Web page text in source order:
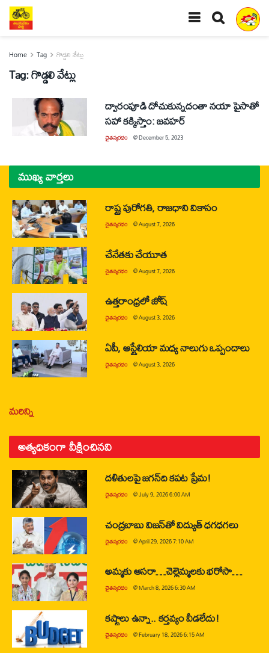
Home Tag గొడ్డలి వేట్లు
Tag:గొడ్డలి వేట్లు
ద్వారంపూడి దోచుకున్నదంతా నయా పైసాతో
సహా కక్కిస్తాం: జవహర్‌
చైతన్యరధం @December 5, 2023
ముఖ్య వార్తలు
రాష్ట్ర పురోగతి, రాజధాని వికాసం
చైతన్యరధం @August 7, 2026
చేనేతకు చేయూత
చైతన్యరధం @August 7, 2026
ఉత్తరాంధ్రలో జోష్
చైతన్యరధం @August 3, 2026
ఏపీ, ఆస్ట్రేలియా మధ్య నాలుగు ఒప్పందాలు
చైతన్యరధం @August 3, 2026
మరిన్ని
అత్యధికంగా వీక్షించినవి
దళితులపై జగన్‌ది కపట ప్రేమ!
చైతన్యరధం @July 9, 2026 6:00 AM
చంద్రబాబు విజన్‌తో విద్యుత్ ధగధగలు
చైతన్యరధం @April 29, 2026 7:10 AM
అమ్మకు ఆసరా…చెల్లెమ్మలకు భరోసా…
చైతన్యరధం @March 8, 2026 6:30 AM
కష్టాలు ఉన్నా.. కర్తవ్యం వీడలేదు!
చైతన్యరధం @February 18, 2026 6:15 AM